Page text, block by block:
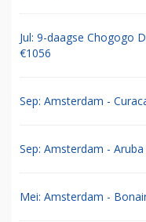
Jul: 9-daagse Chogogo
€1056
Sep: Amsterdam -
Sep: Amsterdam -
Mei: Amsterdam -